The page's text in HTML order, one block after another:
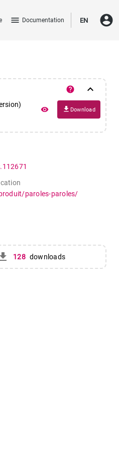
menu Documentation EN account_circle
help keyboard_arrow_down
remove_red_eye file_download Download
paroles-paroles/
get_app 128 downloads